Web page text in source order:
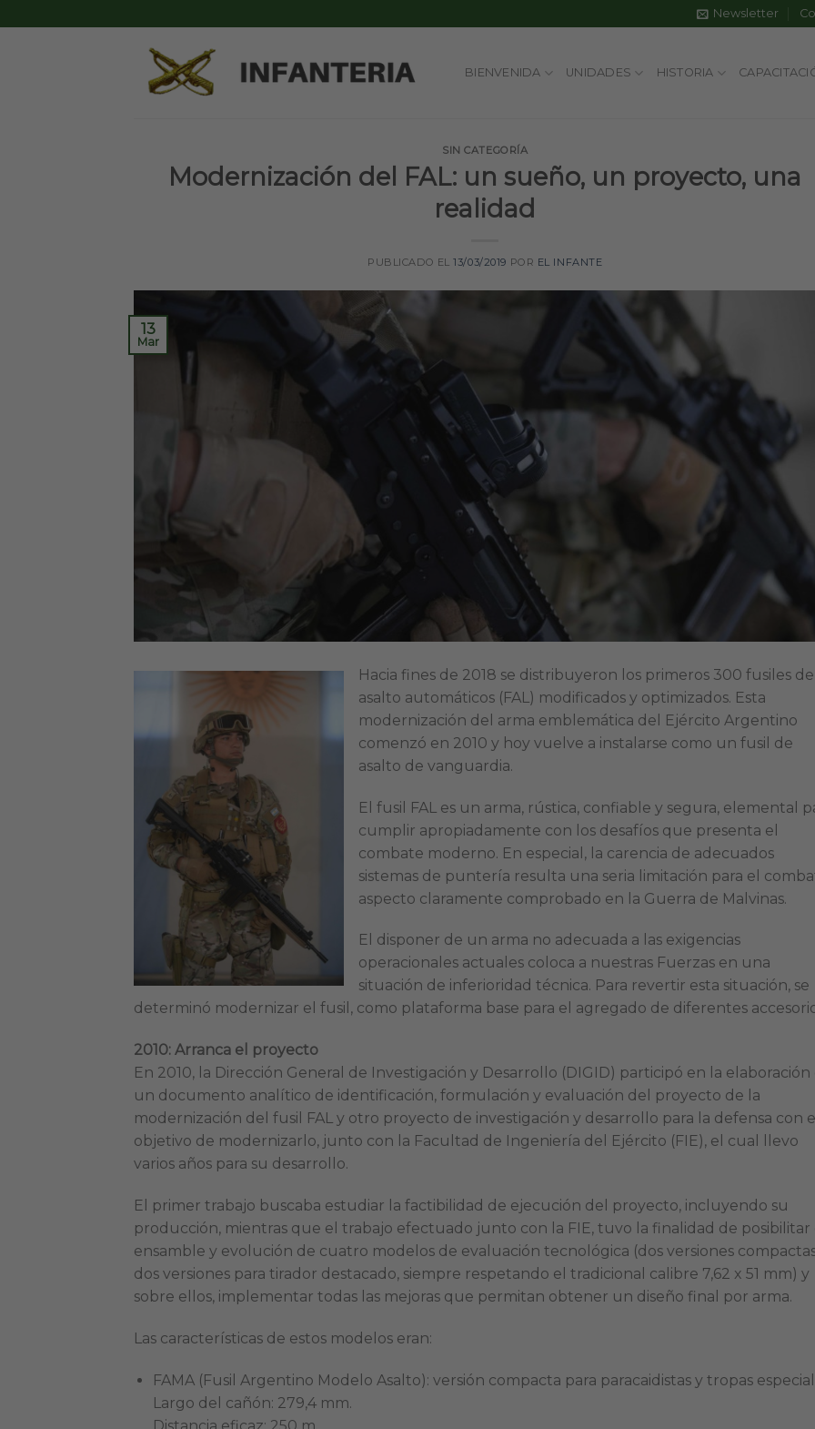
to
Newsletter
BIENVENIDA UNIDADES HISTORIA
SIN CATEGORÍA
Modernización del FAL: un sueño, un proyecto, una
realidad
PUBLICADO EL13/03/2019 POR EL INFANTE
13
Mar
Hacia fines de 2018 se distribuyeron los primeros 300 fusiles de
asalto automáticos (FAL) modificados y optimizados. Esta
modernización del arma emblemática del Ejército Argentino
comenzó en 2010 y hoy vuelve a instalarse como un fusil de
asalto de vanguardia.
El fusil FAL es un arma, rústica, confiable y segura, elemental
cumplir apropiadamente con los desafíos que presenta el
combate moderno. En especial, la carencia de adecuados
sistemas de puntería resulta una seria limitación para el
aspecto claramente comprobado en la Guerra de Malvinas.
El disponer de un arma no adecuada a las exigencias
operacionales actuales coloca a nuestras Fuerzas en una
situación de inferioridad técnica. Para revertir esta situación, se
determinó modernizar el fusil, como plataforma base para el agregado de diferentes
2010: Arranca el proyecto
En 2010, la Dirección General de Investigación y Desarrollo (DIGID) participó en la elaboración
un documento analítico de identificación, formulación y evaluación del proyecto de la
modernización del fusil FAL y otro proyecto de investigación y desarrollo para la defensa con
objetivo de modernizarlo, junto con la Facultad de Ingeniería del Ejército (FIE), el cual llevo
varios años para su desarrollo.
El primer trabajo buscaba estudiar la factibilidad de ejecución del proyecto, incluyendo su
producción, mientras que el trabajo efectuado junto con la FIE, tuvo la finalidad de posibilitar
ensamble y evolución de cuatro modelos de evaluación tecnológica (dos versiones
dos versiones para tirador destacado, siempre respetando el tradicional calibre 7,62 x 51 mm) y
sobre ellos, implementar todas las mejoras que permitan obtener un diseño final por arma.
Las características de estos modelos eran:
FAMA (Fusil Argentino Modelo Asalto): versión compacta para paracaidistas y tropas
Largo del cañón: 279,4 mm.
Distancia eficaz: 250 m.